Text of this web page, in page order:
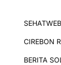
SEHATWEB
CIREBON
BERITA